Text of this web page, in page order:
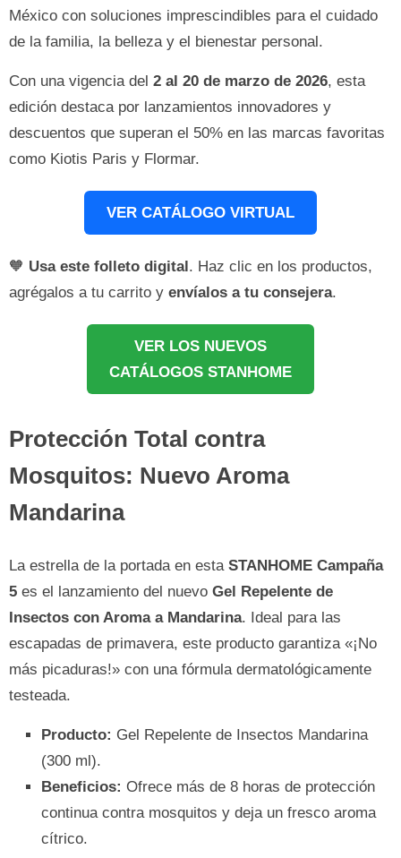
México con soluciones imprescindibles para el cuidado
de la familia, la belleza y el bienestar personal.
Con una vigencia del 2 al 20 de marzo de 2026, esta
edición destaca por lanzamientos innovadores y
descuentos que superan el 50% en las marcas favoritas
como Kiotis Paris y Flormar.
VER CATÁLOGO VIRTUAL
🧡 Usa este folleto digital. Haz clic en los productos,
agrégalos a tu carrito y envíalos a tu consejera.
VER LOS NUEVOS
CATÁLOGOS STANHOME
Protección Total contra
Mosquitos: Nuevo Aroma
Mandarina
La estrella de la portada en esta STANHOME Campaña
5 es el lanzamiento del nuevo Gel Repelente de
Insectos con Aroma a Mandarina. Ideal para las
escapadas de primavera, este producto garantiza «¡No
más picaduras!» con una fórmula dermatológicamente
testeada.
Producto: Gel Repelente de Insectos Mandarina
(300 ml).
Beneficios: Ofrece más de 8 horas de protección
continua contra mosquitos y deja un fresco aroma
cítrico.